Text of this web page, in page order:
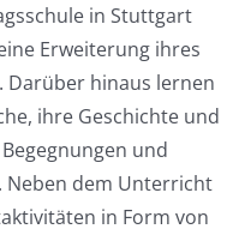
in Stuttgart
Erweiterung ihres
Darüber hinaus lernen
ihre Geschichte und
und
Neben dem Unterricht
in Form von